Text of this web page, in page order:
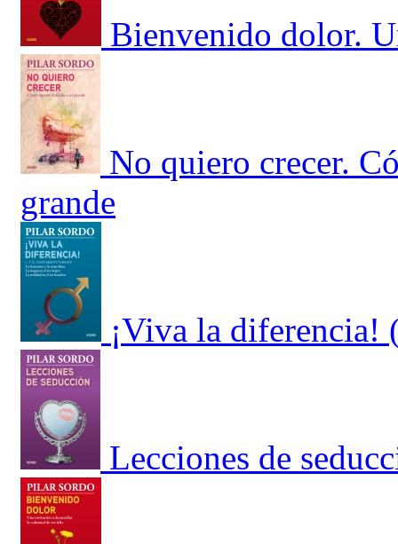
Bienvenido dolor.
No quiero crecer.
grande
¡Viva la
Lecciones de